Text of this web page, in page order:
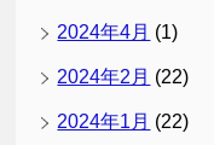
2024年4月 (1)
2024年2月 (22)
2024年1月 (22)